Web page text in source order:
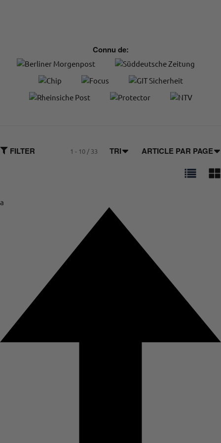
Connu de:
FILTER 1 - 10 / 33 TRI ARTICLE PAR PAGE
a